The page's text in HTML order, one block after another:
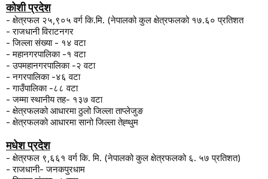
कोशीप्रदेश
- क्षेत्रफल २५,९०५ वर्ग कि.मि. (नेपालको कुल क्षेत्रफलको १७.६० प्रतिशत
-राजधानी विराटनगर
-जिल्ला संख्या - १४ वटा
- महानगरपालिका -१ वटा
-उपमहानगरपालिका -२ वटा
-नगरपालिका -४६ वटा
- गाउँपालिका -८८वटा
- जम्मा स्थानीय तह- १३७ वटा
- क्षेत्रफलको आधारमा ठुलो जिल्ला ताप्लेजुङ
- क्षेत्रफलको आधारमा सानो जिल्ला तेह्थुम
मधेश प्रदेश
- क्षेत्रफल ९,६६१ वर्ग कि. मि. (नेपालको कुल क्षेत्रफलको ६. ५७ प्रतिशत)
-राजधानी- जनकपुरधाम